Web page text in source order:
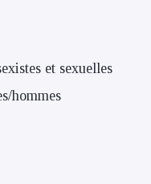
et sexuelles
hommes